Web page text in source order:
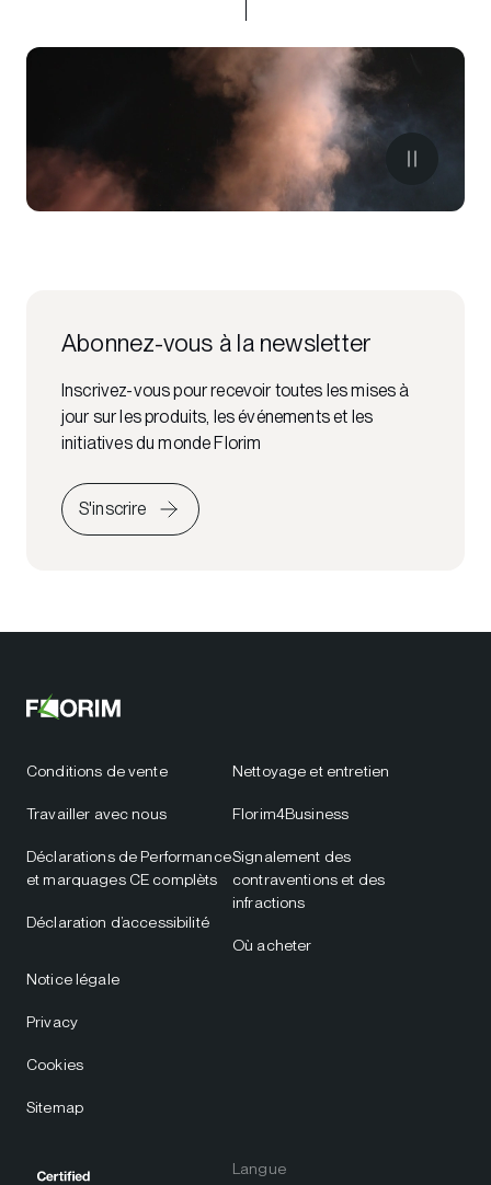
Abonnez-vous à la newsletter
Inscrivez-vous pour recevoir toutes les mises à
jour sur les produits, les événements et les
initiatives du monde Florim
S'inscrire
Conditions de vente
Travailler avec nous
Déclarations de Performance
et marquages CE complèts
Déclaration d’accessibilité
Nettoyage et entretien
Florim4Business
Signalement des
contraventions et des
infractions
Où acheter
Notice légale
Privacy
Cookies
Sitemap
Langue